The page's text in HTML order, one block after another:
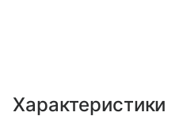
Характеристики